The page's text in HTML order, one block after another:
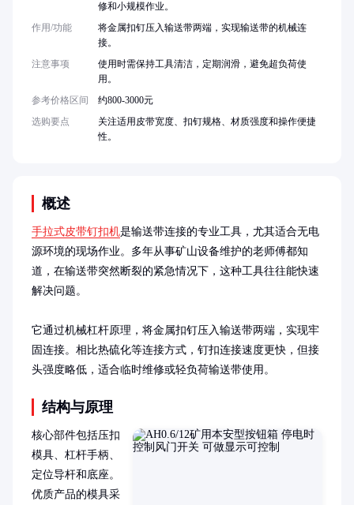
概述
手拉式皮带钉扣机是输送带连接的专业工具，尤其适合无电
源环境的现场作业。多年从事矿山设备维护的老师傅都知
道，在输送带突然断裂的紧急情况下，这种工具往往能快速
解决问题。
它通过机械杠杆原理，将金属扣钉压入输送带两端，实现牢
固连接。相比热硫化等连接方式，钉扣连接速度更快，但接
头强度略低，适合临时维修或轻负荷输送带使用。
结构与原理
核心部件包括压扣
模具、杠杆手柄、
定位导杆和底座。
优质产品的模具采
修和小规模作业。
作用/功能
将金属扣钉压入输送带两端，实现输送带的机械连
接。
注意事项
使用时需保持工具清洁，定期润滑，避免超负荷使
用。
参考价格区间
约800-3000元
选购要点
关注适用皮带宽度、扣钉规格、材质强度和操作便捷
性。